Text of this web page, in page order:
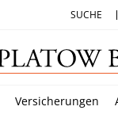
SUCHE
Versicherungen